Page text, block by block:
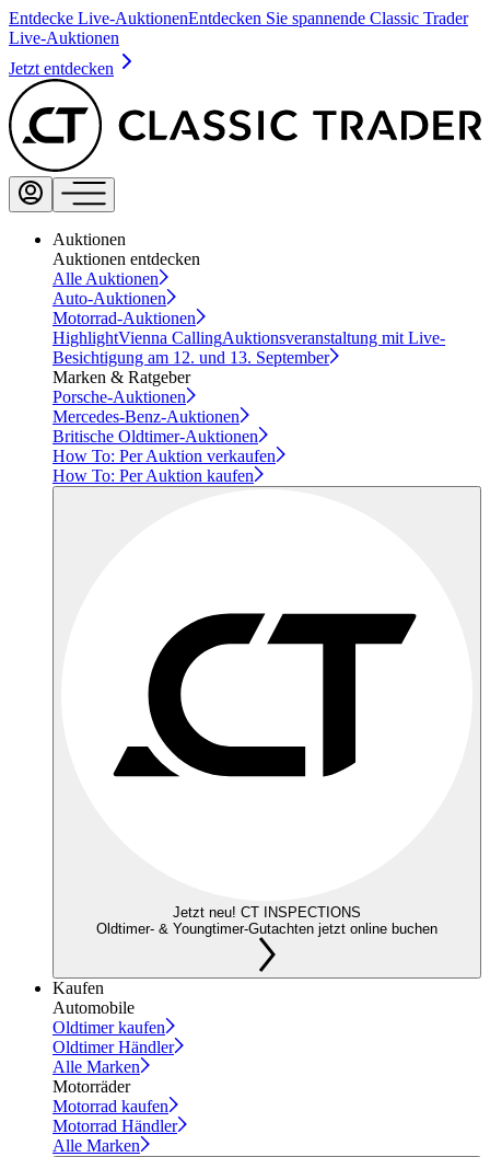
Entdecke Live-AuktionenEntdecken Sie spannende Classic Trader
Live-Auktionen
Jetzt entdecken
Auktionen
Auktionen entdecken
Alle Auktionen
Auto-Auktionen
Motorrad-Auktionen
HighlightVienna CallingAuktionsveranstaltung mit Live-
Besichtigung am 12. und 13. September
Marken & Ratgeber
Porsche-Auktionen
Mercedes-Benz-Auktionen
Britische Oldtimer-Auktionen
How To: Per Auktion verkaufen
How To: Per Auktion kaufen
Jetzt neu! CT INSPECTIONS
Oldtimer- & Youngtimer-Gutachten jetzt online buchen
Kaufen
Automobile
Oldtimer kaufen
Oldtimer Händler
Alle Marken
Motorräder
Motorrad kaufen
Motorrad Händler
Alle Marken